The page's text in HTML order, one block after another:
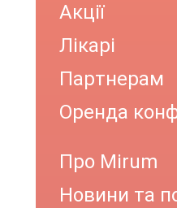
Акції
Лікарі
Партнерам
Оренда
Про Mirum
Новини та